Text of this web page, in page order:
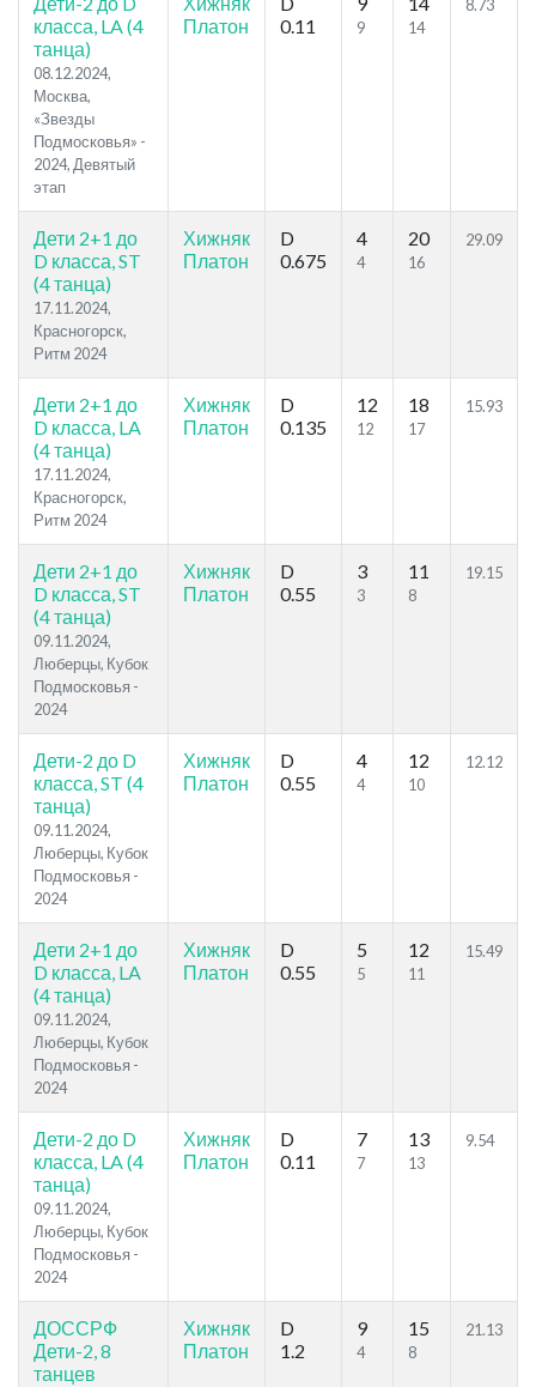
класса, LA (4
танца)
08.12.2024,
Москва,
«Звезды
Подмосковья» -
2024, Девятый
этап
Платон
0.11
9 14
8.73
Дети 2+1 до
D класса, ST
(4 танца)
17.11.2024,
Красногорск,
Ритм 2024
Хижняк
Платон
D
0.675
4
4
20
16
29.09
Дети 2+1 до
D класса, LA
(4 танца)
17.11.2024,
Красногорск,
Ритм 2024
Хижняк
Платон
D
0.135
12
12
18
17
15.93
Дети 2+1 до
D класса, ST
(4 танца)
09.11.2024,
Люберцы, Кубок
Подмосковья -
2024
Хижняк
Платон
D
0.55
3
3
11
8
19.15
Дети-2 до D
класса, ST (4
танца)
09.11.2024,
Люберцы, Кубок
Подмосковья -
2024
Хижняк
Платон
D
0.55
4
4
12
10
12.12
Дети 2+1 до
D класса, LA
(4 танца)
09.11.2024,
Люберцы, Кубок
Подмосковья -
2024
Хижняк
Платон
D
0.55
5
5
12
11
15.49
Дети-2 до D
класса, LA (4
танца)
09.11.2024,
Люберцы, Кубок
Подмосковья -
2024
Хижняк
Платон
D
0.11
7
7
13
13
9.54
ДОССРФ
Дети-2, 8
танцев
Хижняк
Платон
D
1.2
9
4
15
8
21.13